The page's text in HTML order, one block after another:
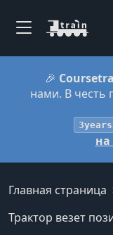
🎉
нами. В честь
на
Главная страница
Трактор везет